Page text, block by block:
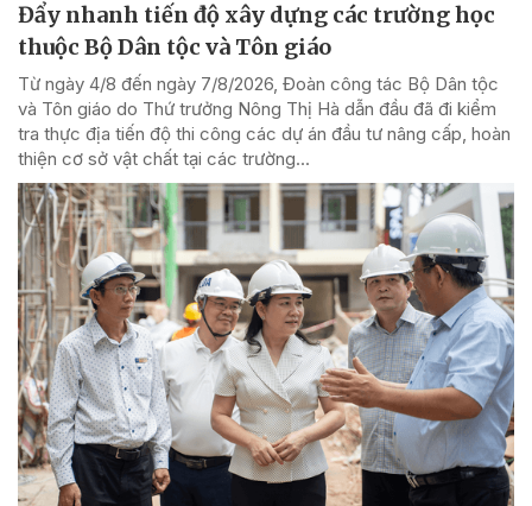
Đẩy nhanh tiến độ xây dựng các trường học
thuộc Bộ Dân tộc và Tôn giáo
Từ ngày 4/8 đến ngày 7/8/2026, Đoàn công tác Bộ Dân tộc
và Tôn giáo do Thứ trưởng Nông Thị Hà dẫn đầu đã đi kiểm
tra thực địa tiến độ thi công các dự án đầu tư nâng cấp, hoàn
thiện cơ sở vật chất tại các trường...